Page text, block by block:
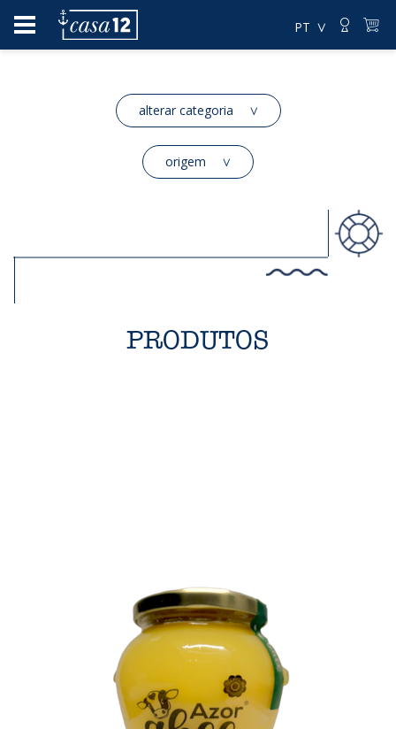
PT
alterar categoria
origem
PRODUTOS